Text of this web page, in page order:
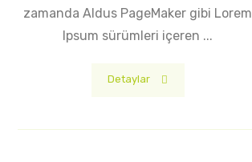
zamanda Aldus PageMaker gibi Lorem
Ipsum sürümleri içeren ...
Detaylar